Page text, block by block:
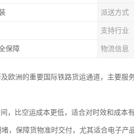
派送方式
支持行业
保障 物流信息
欧洲的重要国际铁路货运通道，主要服
，比空运成本更低，适合对时效和成本
，保障货物准时交付，尤其适合电子产